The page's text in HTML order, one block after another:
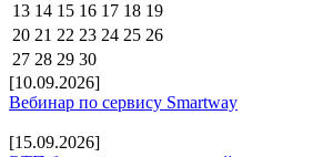
13 14 15 16 17 18 19
20 21 22 23 24 25 26
27 28 29 30
[10.09.2026]
Вебинар по сервису Smartway
[15.09.2026]